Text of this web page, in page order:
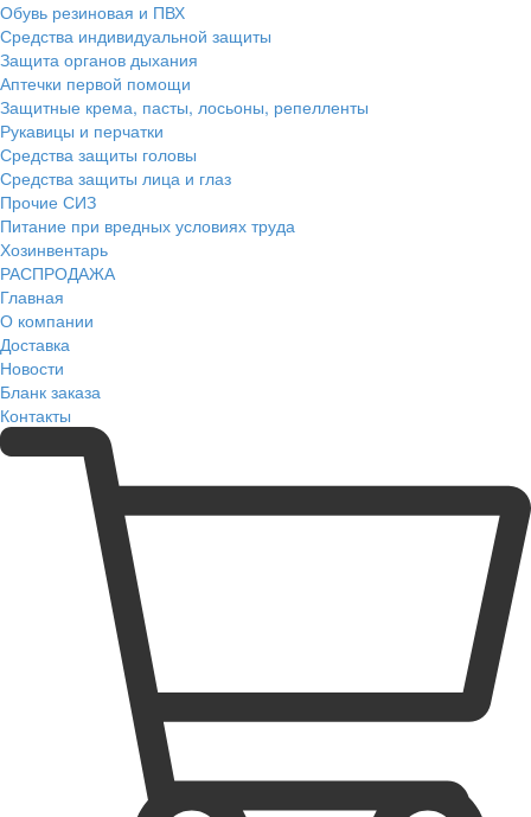
Обувь резиновая и ПВХ
Средства индивидуальной защиты
Защита органов дыхания
Аптечки первой помощи
Защитные крема, пасты, лосьоны, репелленты
Рукавицы и перчатки
Средства защиты головы
Средства защиты лица и глаз
Прочие СИЗ
Питание при вредных условиях труда
Хозинвентарь
РАСПРОДАЖА
Главная
О компании
Доставка
Новости
Бланк заказа
Контакты